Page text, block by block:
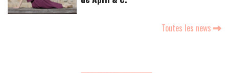
Toutes les news